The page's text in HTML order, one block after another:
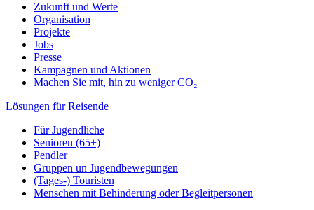
Zukunft und Werte
Organisation
Projekte
Jobs
Presse
Kampagnen und Aktionen
Machen Sie mit, hin zu weniger CO₂
Lösungen für Reisende
Für Jugendliche
Senioren (65+)
Pendler
Gruppen un Jugendbewegungen
(Tages-) Touristen
Menschen mit Behinderung oder Begleitpersonen